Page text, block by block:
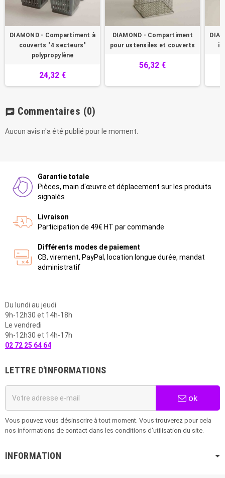
DIAMOND - Compartiment à
couverts "4 secteurs"
polypropylène
24,32 €
DIAMOND - Compartiment
pour ustensiles et couverts
56,32 €
chat Commentaires (0)
Aucun avis n'a été publié pour le moment.
Garantie totale
Pièces, main d'œuvre et déplacement sur les produits
signalés
Livraison
Participation de 49€ HT par commande
Différents modes de paiement
CB, virement, PayPal, location longue durée, mandat
administratif
Du lundi au jeudi
9h-12h30 et 14h-18h
Le vendredi
9h-12h30 et 14h-17h
02 72 25 64 64
LETTRE D'INFORMATIONS
ok
Vous pouvez vous désinscrire à tout moment. Vous trouverez pour cela
nos informations de contact dans les conditions d'utilisation du site.
INFORMATION